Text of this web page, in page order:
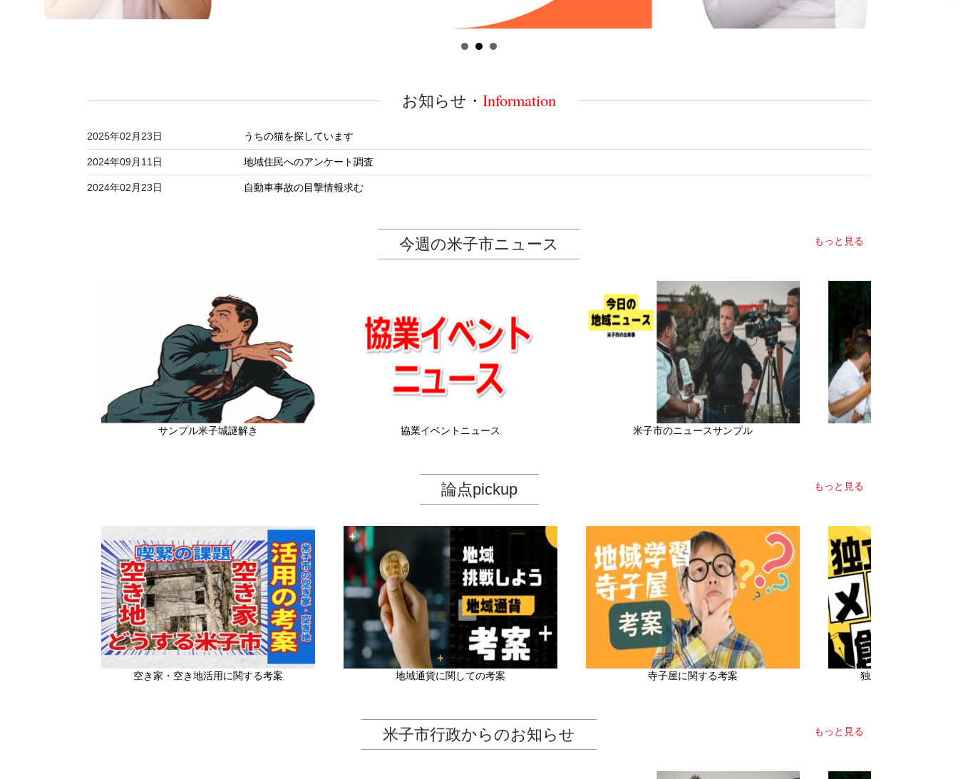
お知らせ・ Information
2025年02月23日 うちの猫を探しています
2024年09月11日 地域住民へのアンケート調査
2024年02月23日 自動車事故の目撃情報求む
今週の米子市ニュース
サンプル米子城謎解き 協業イベントニュース 米子市のニュースサンプル
もっと見る
論点pickup
空き家・空き地活用に関する考案 地域通貨に関しての考案 寺子屋に関する考案 独立メディア創設に
もっと見る
米子市行政からのお知らせ もっと見る